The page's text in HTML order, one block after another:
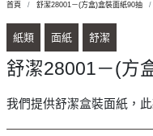
首頁 舒潔28001－(方盒)盒裝面紙90抽
紙類 面紙 舒潔
舒潔28001－(方
我們提供舒潔盒裝面紙，